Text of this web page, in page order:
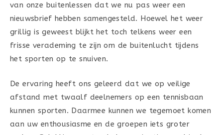
van onze buitenlessen dat we nu pas weer een
nieuwsbrief hebben samengesteld. Hoewel het weer
grillig is geweest blijkt het toch telkens weer een
frisse verademing te zijn om de buitenlucht tijdens
het sporten op te snuiven.
De ervaring heeft ons geleerd dat we op veilige
afstand met twaalf deelnemers op een tennisbaan
kunnen sporten. Daarmee kunnen we tegemoet komen
aan uw enthousiasme en de groepen iets groter